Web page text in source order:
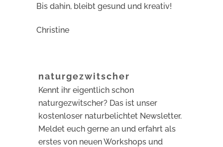
Bis dahin, bleibt gesund und kreativ!
Christine
naturgezwitscher
Kennt ihr eigentlich schon
naturgezwitscher? Das ist unser
kostenloser naturbelichtet Newsletter.
Meldet euch gerne an und erfahrt als
erstes von neuen Workshops und